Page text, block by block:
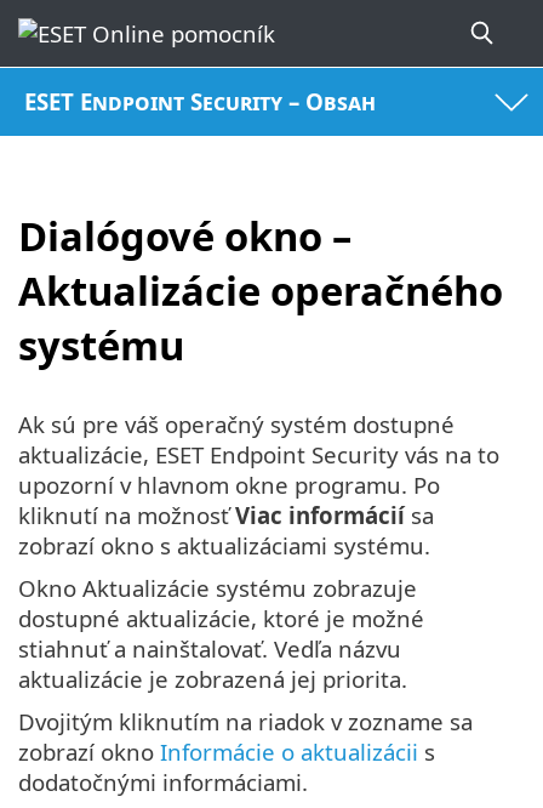
ESET Endpoint Security – Obsah
Dialógové okno –
Aktualizácie operačného
systému
Ak sú pre váš operačný systém dostupné
aktualizácie, ESET Endpoint Security vás na to
upozorní v hlavnom okne programu. Po
kliknutí na možnosťViac informáciísa
zobrazí okno s aktualizáciami systému.
Okno Aktualizácie systému zobrazuje
dostupné aktualizácie, ktoré je možné
stiahnuť a nainštalovať. Vedľa názvu
aktualizácie je zobrazená jej priorita.
Dvojitým kliknutím na riadok v zozname sa
zobrazí okno Informácie o aktualizácii s
dodatočnými informáciami.